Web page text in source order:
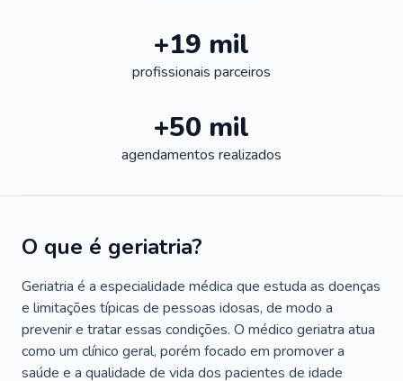
+19 mil
profissionais parceiros
+50 mil
agendamentos realizados
O que é geriatria?
Geriatria é a especialidade médica que estuda as doenças
e limitações típicas de pessoas idosas, de modo a
prevenir e tratar essas condições. O médico geriatra atua
como um clínico geral, porém focado em promover a
saúde e a qualidade de vida dos pacientes de idade